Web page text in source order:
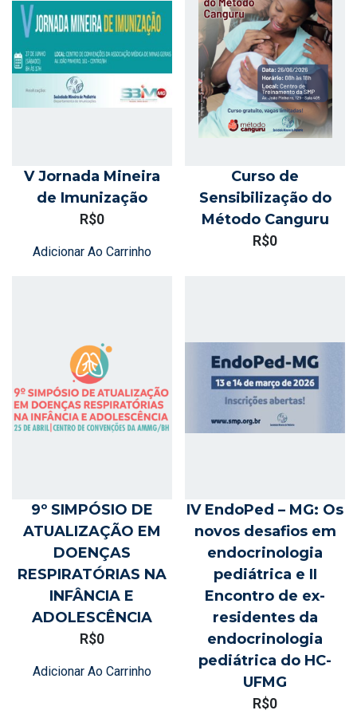
V Jornada Mineira
de Imunização
R$0
Adicionar Ao Carrinho
Curso de
Sensibilização do
Método Canguru
R$0
9º SIMPÓSIO DE
ATUALIZAÇÃO EM
DOENÇAS
RESPIRATÓRIAS NA
INFÂNCIA E
ADOLESCÊNCIA
R$0
Adicionar Ao Carrinho
IV EndoPed – MG: Os
novos desafios em
endocrinologia
pediátrica e II
Encontro de ex-
residentes da
endocrinologia
pediátrica do HC-
UFMG
R$0